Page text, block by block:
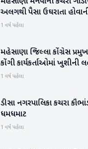
અલગથી પૈસા ઉઘરાતા
1 વર્ષ પહેલા
પાટણ
મહેસાણા જિલ્લા કોંગ્રેસ
કોંગી કાર્યકર્તાઓમાં ખુશીની
1 વર્ષ પહેલા
બનાસકાંઠા
ડીસા નગરપાલિકા કચરા
ધમધમાટ
1 વર્ષ પહેલા